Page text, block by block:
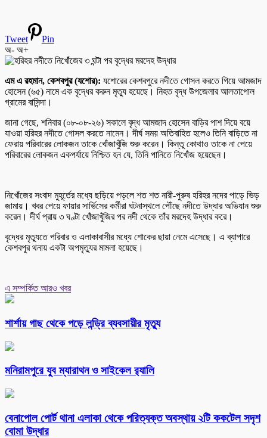
Tweet
Pin
অ- অ+
এম এ রহমান, কেশবপুর (যশোর): যশোরের কেশবপুরে নদীতে গোসল করতে গিয়ে আমজাদ
হোসেন (৬৫) নামে এক বৃদ্ধের করুন মৃত্যু হয়েছে। নিহত বৃদ্ধ উপজেলার আলতাপোল
গ্রামের বাসিন্দা।
জানা গেছে, শনিবার (০৮-০৮-২৬) সকালে বৃদ্ধ আমজাদ হোসেন বাড়ির পাশ দিয়ে বয়ে
যাওয়া হরিহর নদীতে গোসল করতে নামেন। দীর্ঘ সময় অতিবাহিত হলেও তিনি বাড়িতে না
ফেরায় পরিবারের লোকজন তাকে খোঁজাখুঁজি শুরু করেন। কিন্তু কোথাও তাকে না পেয়ে
পরিবারের লোকজন একপর্যায়ে নিশ্চিত হন যে, তিনি পানিতে নিখোঁজ হয়েছেন।
নিখোঁজের সংবাদ মুহূর্তের মধ্যে ছড়িয়ে পড়লে শত শত নারী-পুরুষ হরিহর নদের পাড়ে ভিড়
জামায়। খবর পেয়ে ফায়ার সার্ভিসের কর্মীরা ঘটনাস্থলে পৌঁছে নদীতে উদ্ধার অভিযান শুরু
করেন। দীর্ঘ প্রায় ৩ ঘণ্টা খোঁজাখুঁজির পর নদী থেকে তাঁর মরদেহ উদ্ধার করে।
বৃদ্ধের মৃত্যুতে পরিবার ও এলাকাবাসীর মধ্যে শোকের ছায়া নেমে এসেছে। এ ব্যাপারে
কেশবপুর থনায় একটা অপমৃত্যুর মামলা হয়েছে।
এ সম্পর্কিত আরও খবর
শার্শায় গাছ থেকে পড়ে লন্ড্রি ব্যবসায়ীর মৃত্যু
মনিরামপুরে যুব ম্যারাথন ও সাইকেল র‌্যালি
বেনাপোল পোর্ট থানা এলাকা থেকে পরিত্যক্ত অবস্থায় ২টি ককটেল সদৃশ
বোমা উদ্ধার